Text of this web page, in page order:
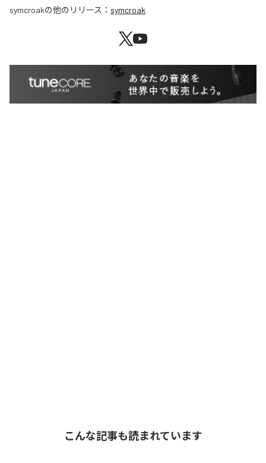
symcroakの他のリリース： symcroak
こんな記事も読まれています